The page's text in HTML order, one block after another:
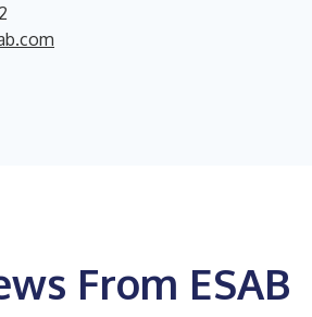
From ESAB